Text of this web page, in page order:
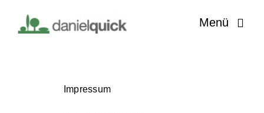
Inhalt
Menü
Impressum